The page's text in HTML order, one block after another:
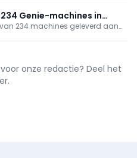
Genie-machines in
234 machines geleverd aan
levering rondt Genie een
de betrokken bedrijven af.
onze redactie? Deel het